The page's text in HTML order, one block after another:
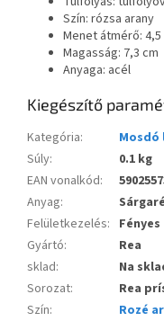
Szín: rózsa arany
Menet átmérő: 4,5
Magasság: 7,3 cm
Anyaga: acél
Kiegészítő
Kategória:
Súly:
0.1 kg
EAN vonalkód:
Anyag:
Felületkezelés: Fényes
Gyártó:
Rea
sklad:
Na
Sorozat:
Rea
Szín:
Rozé